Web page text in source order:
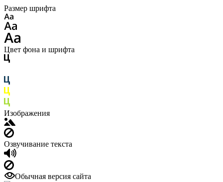
Размер шрифта
Цвет фона и шрифта
Изображения
Озвучивание текста
Обычная версия сайта